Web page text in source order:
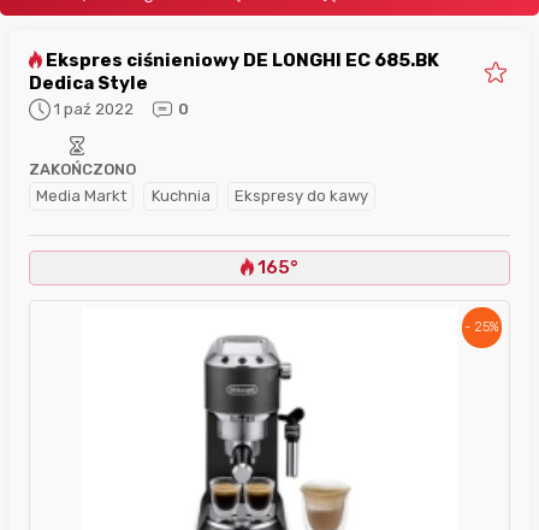
Dedica Style
1 paź 2022 0
Media Markt Kuchnia Ekspresy do kawy
ZAKOŃCZONO
165°
- 25%